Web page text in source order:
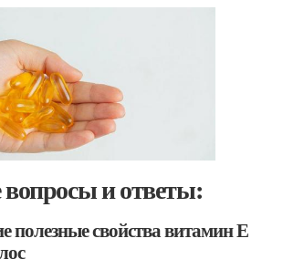
и ответы:
полезные свойства витамин Е